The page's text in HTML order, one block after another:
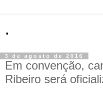
.
3 de agosto de 2016
Em convenção,
Ribeiro será